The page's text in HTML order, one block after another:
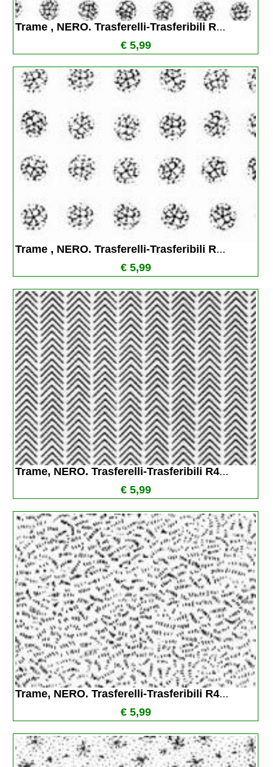
Trame , NERO. Trasferelli-Trasferibili R...
€ 5,99
Trame , NERO. Trasferelli-Trasferibili R...
€ 5,99
Trame, NERO. Trasferelli-Trasferibili R4...
€ 5,99
Trame, NERO. Trasferelli-Trasferibili R4...
€ 5,99